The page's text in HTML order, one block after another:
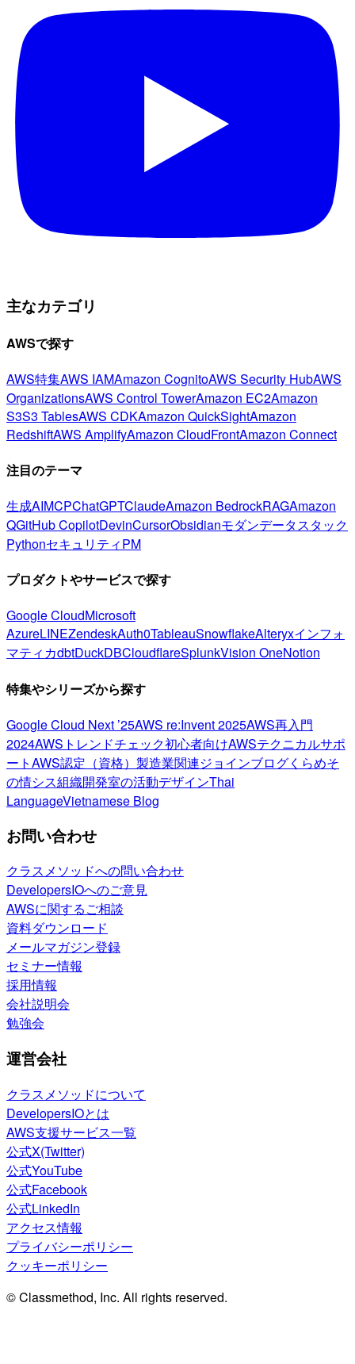
主なカテゴリ
AWSで探す
AWS特集AWS IAMAmazon CognitoAWS Security HubAWS
OrganizationsAWS Control TowerAmazon EC2Amazon
S3S3 TablesAWS CDKAmazon QuickSightAmazon
RedshiftAWS AmplifyAmazon CloudFrontAmazon Connect
注目のテーマ
生成AIMCPChatGPTClaudeAmazon BedrockRAGAmazon
QGitHub CopilotDevinCursorObsidianモダンデータスタック
PythonセキュリティPM
プロダクトやサービスで探す
Google CloudMicrosoft
AzureLINEZendeskAuth0TableauSnowflakeAlteryxインフォ
マティカdbtDuckDBCloudflareSplunkVision OneNotion
特集やシリーズから探す
Google Cloud Next ’25AWS re:Invent 2025AWS再入門
2024AWSトレンドチェック初心者向けAWSテクニカルサポ
ートAWS認定（資格） 製造業関連ジョインブログくらめそ
の情シス組織開発室の活動デザインThai
LanguageVietnamese Blog
お問い合わせ
クラスメソッドへの問い合わせ
DevelopersIOへのご意見
AWSに関するご相談
資料ダウンロード
メールマガジン登録
セミナー情報
採用情報
会社説明会
勉強会
運営会社
クラスメソッドについて
DevelopersIOとは
AWS支援サービス一覧
公式X(Twitter)
公式YouTube
公式Facebook
公式LinkedIn
アクセス情報
プライバシーポリシー
クッキーポリシー
© Classmethod, Inc. All rights reserved.